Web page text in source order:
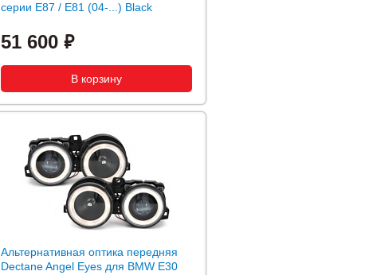
серии E87 / E81 (04-...) Black
51 600
Альтернативная оптика передняя
Dectane Angel Eyes для BMW E30